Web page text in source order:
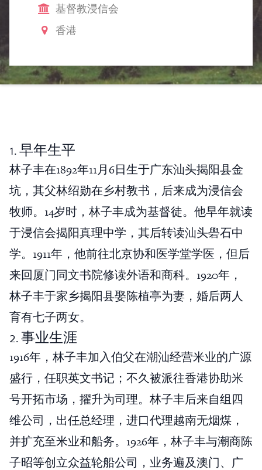
基督教浸信会
香港
1. 早年生平
林子丰在1892年11月6日生于广东汕头揭阳县金
坑，其父林绍勋在乡村教书，后来成为浸信会
牧师。14岁时，林子丰成为基督徒。他早年就读
于浸信会揭阳真理中学，其后转读汕头礐石中
学。1911年，他前往北京协和医学堂学医，但后
来回厦门同文书院修读外语和商科。1920年，
林子丰于家乡揭阳县娶陈植亭为妻，婚后两人
育有七子两女。
2. 事业生涯
1916年，林子丰加入伯父在潮汕经营米业的广源
盛行，任职英文书记；不久被派往香港协助米
号开拓市场，擢升为司理。林子丰后来自组四
维公司，出任总经理，进口代理越南无烟煤，
并扩充至米业和船务。1926年，林子丰与潮商陈
子昭等创立众益轮船公司，业务遍及澳门、广